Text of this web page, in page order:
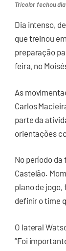
Tricolor fechou
Dia intenso,
que treinou
preparação
feira, no
As
Carlos
parte da
orientações
No período
Castelão.
plano de
definir o time
O lateral
“Foi